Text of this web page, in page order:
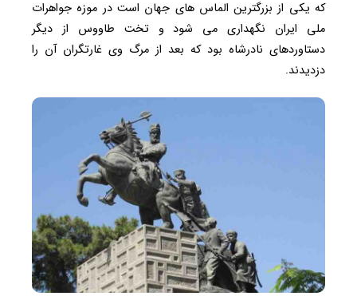
که یکی از بزرگترین الماس های جهان است در موزه جواهرات
ملی ایران نگهداری می شود و تخت طاووس از دیگر
دستاوردهای نادرشاه بود که بعد از مرگ وی غارتگران آن را
دزدیدند.